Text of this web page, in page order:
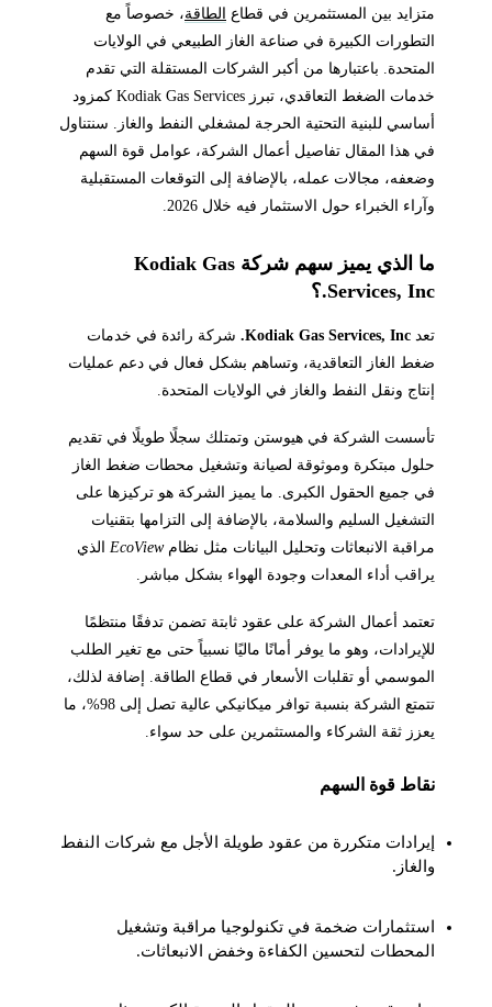
متزايد بين المستثمرين في قطاع الطاقة، خصوصاً مع
التطورات الكبيرة في صناعة الغاز الطبيعي في الولايات
المتحدة. باعتبارها من أكبر الشركات المستقلة التي تقدم
خدمات الضغط التعاقدي، تبرز Kodiak Gas Services كمزود
أساسي للبنية التحتية الحرجة لمشغلي النفط والغاز. سنتناول
في هذا المقال تفاصيل أعمال الشركة، عوامل قوة السهم
وضعفه، مجالات عمله، بالإضافة إلى التوقعات المستقبلية
وآراء الخبراء حول الاستثمار فيه خلال 2026.
ما الذي يميز سهم شركة Kodiak Gas
Services, Inc.؟
تعد Kodiak Gas Services, Inc. شركة رائدة في خدمات
ضغط الغاز التعاقدية، وتساهم بشكل فعال في دعم عمليات
إنتاج ونقل النفط والغاز في الولايات المتحدة.
تأسست الشركة في هيوستن وتمتلك سجلًا طويلًا في تقديم
حلول مبتكرة وموثوقة لصيانة وتشغيل محطات ضغط الغاز
في جميع الحقول الكبرى. ما يميز الشركة هو تركيزها على
التشغيل السليم والسلامة، بالإضافة إلى التزامها بتقنيات
مراقبة الانبعاثات وتحليل البيانات مثل نظام EcoViewالذي
يراقب أداء المعدات وجودة الهواء بشكل مباشر.
تعتمد أعمال الشركة على عقود ثابتة تضمن تدفقًا منتظمًا
للإيرادات، وهو ما يوفر أمانًا ماليًا نسبياً حتى مع تغير الطلب
الموسمي أو تقلبات الأسعار في قطاع الطاقة. إضافة لذلك،
تتمتع الشركة بنسبة توافر ميكانيكي عالية تصل إلى 98%، ما
يعزز ثقة الشركاء والمستثمرين على حد سواء.
نقاط قوة السهم
إيرادات متكررة من عقود طويلة الأجل مع شركات النفط
والغاز.
استثمارات ضخمة في تكنولوجيا مراقبة وتشغيل
المحطات لتحسين الكفاءة وخفض الانبعاثات.